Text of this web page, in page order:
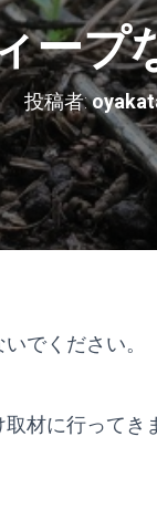
ープ
投稿者:
でください。
材に行ってき